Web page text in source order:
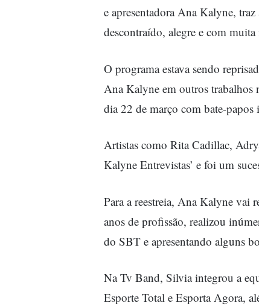
e apresentadora Ana Kalyne,
descontraído, alegre e com
O programa estava sendo
Ana Kalyne em outros trabalhos
dia 22 de março com bate-papos
Artistas como Rita Cadillac,
Kalyne Entrevistas’ e foi um
Para a reestreia, Ana Kalyne vai
anos de profissão, realizou
do SBT e apresentando alguns
Na Tv Band, Silvia integrou a
Esporte Total e Esporta Agora,